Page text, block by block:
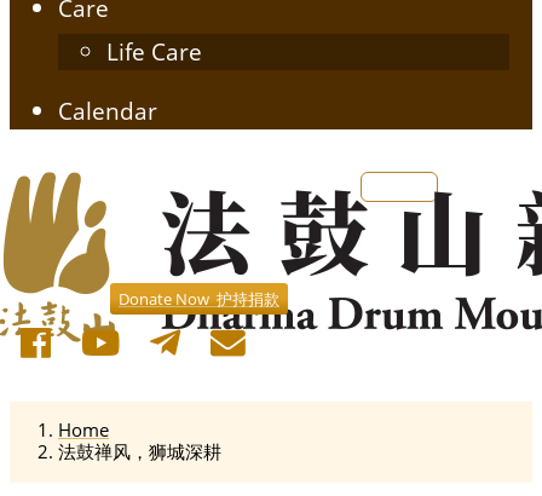
Care
Life Care
Calendar
Donate Now 护持捐款
Home
法鼓禅风，狮城深耕